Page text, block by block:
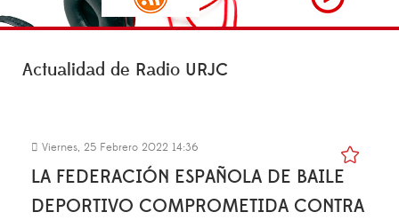
Actualidad de Radio URJC
Viernes, 25 Febrero 2022 14:36
LA FEDERACIÓN ESPAÑOLA DE BAILE
DEPORTIVO COMPROMETIDA CONTRA